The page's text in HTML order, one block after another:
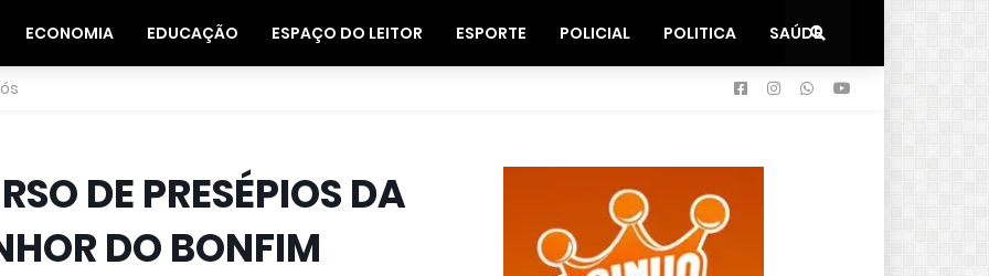
ECONOMIA EDUCAÇÃO ESPAÇO DO LEITOR ESPORTE POLICIAL POLITICA SAÚDE
DE PRESÉPIOS DA
DO BONFIM